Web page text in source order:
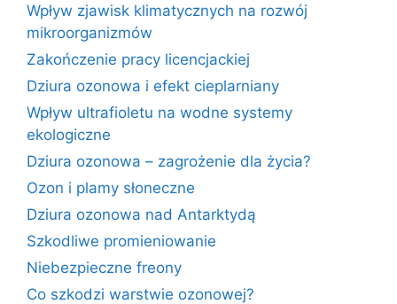
Wpływ zjawisk klimatycznych na rozwój
mikroorganizmów
Zakończenie pracy licencjackiej
Dziura ozonowa i efekt cieplarniany
Wpływ ultrafioletu na wodne systemy
ekologiczne
Dziura ozonowa – zagrożenie dla życia?
Ozon i plamy słoneczne
Dziura ozonowa nad Antarktydą
Szkodliwe promieniowanie
Niebezpieczne freony
Co szkodzi warstwie ozonowej?